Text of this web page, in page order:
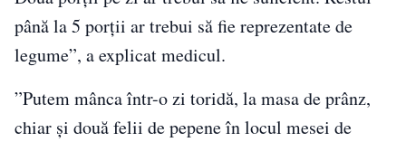
până la 5 porții ar trebui să fie reprezentate de
legume”, a explicat medicul.
”Putem mânca într-o zi toridă, la masa de prânz,
chiar și două felii de pepene în locul mesei de